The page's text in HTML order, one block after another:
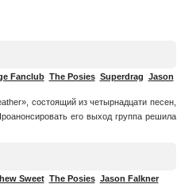
Fanclub The Posies Superdrag Jason
состоящий из четырнадцати песен,
его выход группа решила
Sweet The Posies Jason Falkner